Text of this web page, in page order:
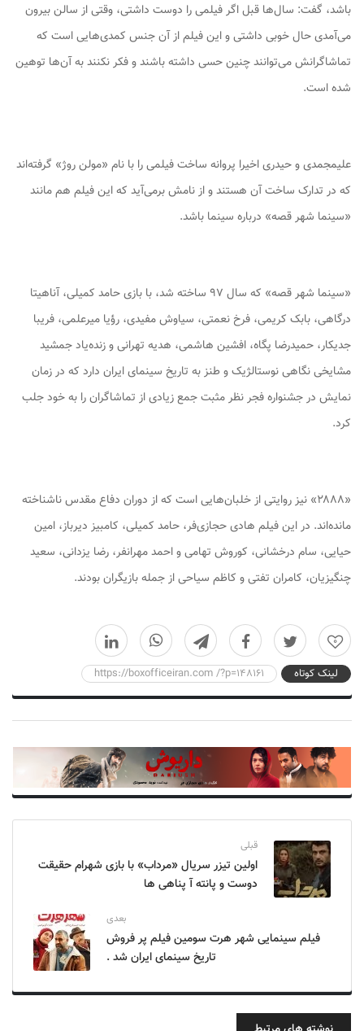
باشد، گفت: سال‌ها قبل اگر فیلمی را دوست داشتی، وقتی از سالن بیرون
می‌آمدی حال خوبی داشتی و این فیلم از آن جنس کمدی‌هایی است که
تماشاگرانش می‌توانند چنین حسی داشته باشند و فکر نکنند به آن‌ها توهین
شده است.
علیمجمدی و حیدری اخیرا پروانه ساخت فیلمی را با نام «مولن روژ» گرفته‌اند
که در تدارک ساخت آن هستند و از نامش برمی‌آید که این فیلم هم مانند
«سینما شهر قصه» درباره سینما باشد.
«سینما شهر قصه» که سال ۹۷ ساخته شد، با بازی حامد کمیلی، آناهیتا
درگاهی، بابک کریمی، فرخ نعمتی، سیاوش مفیدی، رؤیا میرعلمی، فریبا
جدیکار، حمیدرضا پگاه، افشین هاشمی، هدیه تهرانی و زنده‌یاد جمشید
مشایخی نگاهی نوستالژیک و طنز به تاریخ سینمای ایران دارد که در زمان
نمایش در جشنواره فجر نظر مثبت جمع زیادی از تماشاگران را به خود جلب
کرد.
«۲۸۸۸» نیز روایتی از خلبان‌هایی است که از دوران دفاع مقدس ناشناخته
مانده‌اند. در این فیلم هادی حجازی‌فر، حامد کمیلی، کامبیز دیرباز، امین
حیایی، سام درخشانی، کوروش تهامی و احمد مهرانفر، رضا یزدانی، سعید
چنگیزیان، کامران تفتی و کاظم سیاحی از جمله بازیگران بودند.
0
لینک کوتاه https://boxofficeiran.com /?p=148161
قبلی
اولین تیزر سریال «مرداب» با بازی شهرام حقیقت
دوست و پانته آ پناهی ها
بعدی
فیلم سینمایی شهر هرت سومین فیلم پر فروش
تاریخ سینمای ایران شد .